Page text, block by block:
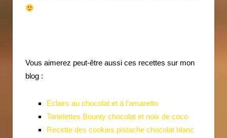
Vous aimerez peut-être aussi ces recettes sur mon
blog :
Eclairs au chocolat et à l’amaretto
Tartelettes Bounty chocolat et noix de coco
Recette des cookies pistache chocolat blanc